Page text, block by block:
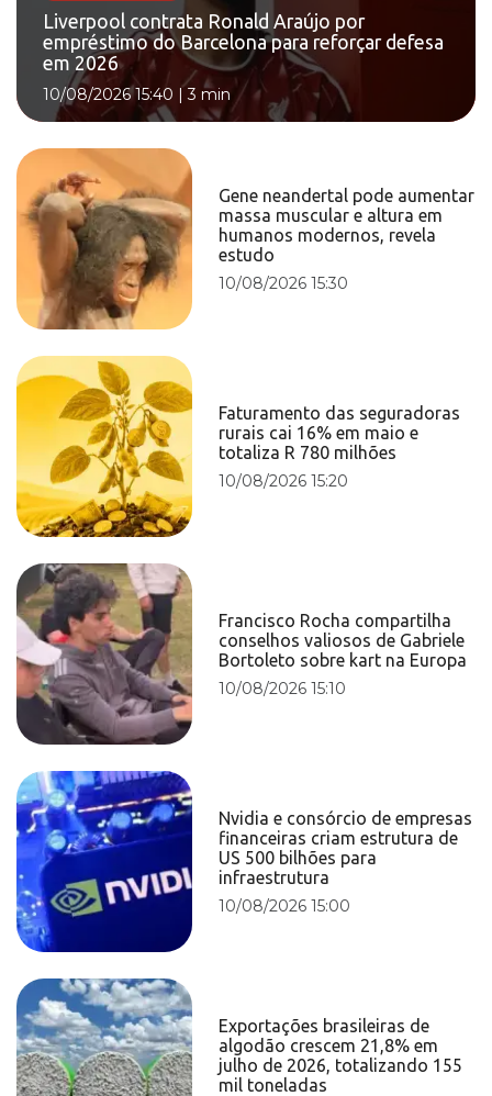
Liverpool contrata Ronald Araújo por
empréstimo do Barcelona para reforçar defesa
em 2026
10/08/2026 15:40 |3 min
Gene neandertal pode aumentar
massa muscular e altura em
humanos modernos, revela
estudo
10/08/2026 15:30
Faturamento das seguradoras
rurais cai 16% em maio e
totaliza R 780 milhões
10/08/2026 15:20
Francisco Rocha compartilha
conselhos valiosos de Gabriele
Bortoleto sobre kart na Europa
10/08/2026 15:10
Nvidia e consórcio de empresas
financeiras criam estrutura de
US 500 bilhões para
infraestrutura
10/08/2026 15:00
Exportações brasileiras de
algodão crescem 21,8% em
julho de 2026, totalizando 155
mil toneladas